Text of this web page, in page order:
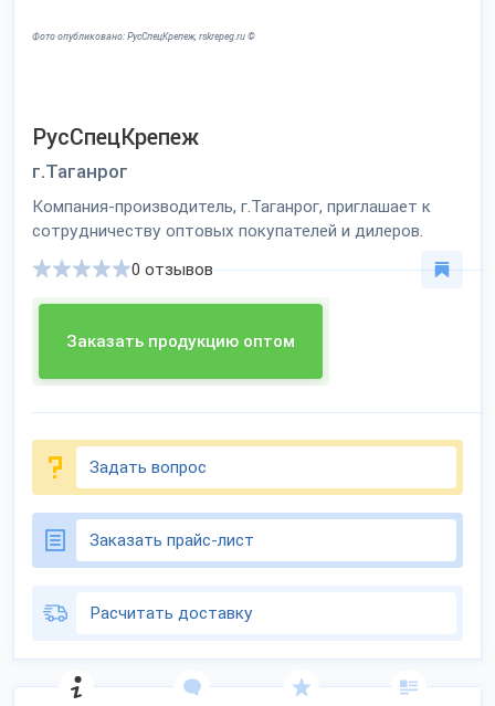
Фото опубликовано: РусСпецКрепеж, rskrepeg.ru ©
РусСпецКрепеж
г.Таганрог
Компания-производитель, г.Таганрог, приглашает к
сотрудничеству оптовых покупателей и дилеров.
Заказать продукцию оптом
0 отзывов
Задать вопрос
Заказать прайс-лист
Расчитать доставку